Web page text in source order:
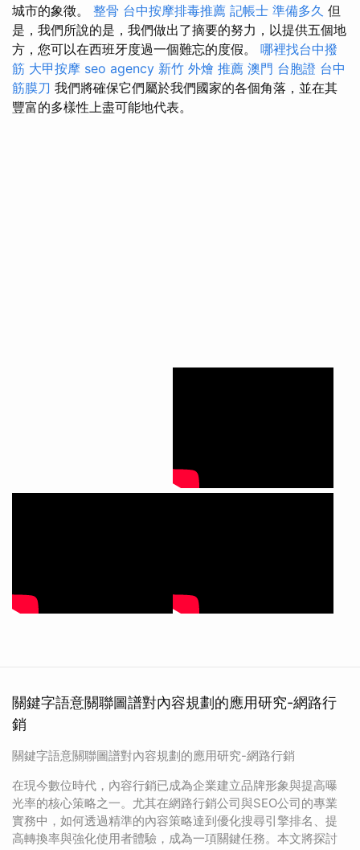
城市的象徵。 整骨 台中按摩排毒推薦 記帳士 準備多久 但
是，我們所說的是，我們做出了摘要的努力，以提供五個地
方，您可以在西班牙度過一個難忘的度假。 哪裡找台中撥
筋 大甲按摩 seo agency 新竹 外燴 推薦 澳門 台胞證 台中
筋膜刀 我們將確保它們屬於我們國家的各個角落，並在其
豐富的多樣性上盡可能地代表。
關鍵字語意關聯圖譜對內容規劃的應用研究-網路行
銷
關鍵字語意關聯圖譜對內容規劃的應用研究-網路行銷
在現今數位時代，內容行銷已成為企業建立品牌形象與提高曝
光率的核心策略之一。尤其在網路行銷公司與SEO公司的專業
實務中，如何透過精準的內容策略達到優化搜尋引擎排名、提
高轉換率與強化使用者體驗，成為一項關鍵任務。本文將探討